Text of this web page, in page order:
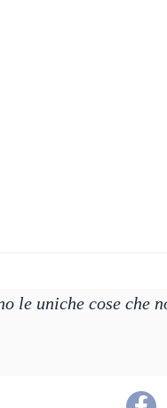
le uniche cose che